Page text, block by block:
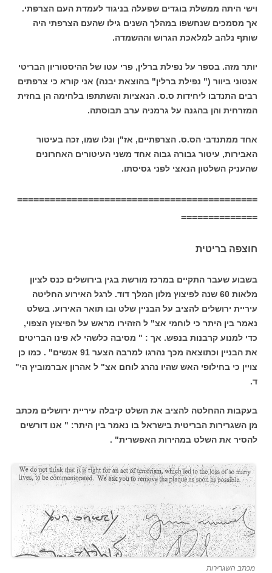
וישי היתה ממשלת בוגדים שפעלה בניגוד לעמדת העם הצרפתי.
אך מסמכים שנחשפו במהלך השנים גילו שהעם הצרפתי היה
שותף נלהב למלאכת הגרוש וההשמדה.
יותר מזה. בספר על נפילת ברלין, פרי עטו של ההיסטוריון הבריטי
אנטוני ביוור (" נפילת ברלין" בהוצאת יבנה) אני קורא כי צרפתים
רבים התנדבו ליחידות ס.ס. הנאציות והשתתפו בלחימה הן בחזית
המזרחית והן בהגנה על גרמניה ערב תבוסתה.
אחד ממתנדבי הס.ס. הצרפתיים, אז"ן ונלו שמו, זכה בעיטור
האבירות, עיטור גבורה גבוה אחד משני העיטורים האחרונים
שהעניק השלטון הנאצי לפני גסיסתו.
============================================
==============
חוצפה בריטית
בשבוע שעבר התקיים במרכז מורשת בגין בירושלים כנס לציון
מלאות 60 שנה לפיצוץ מלון המלך דוד. לרגל האירוע החליטה
עיריית ירושלים להציב על הבניין שלט ובו תואר האירוע. בשלט
נאמר בין היתר כי לוחמי אצ" ל הזהירו מראש על הפיצוץ הצפוי,
כדי למנוע קרבנות בנפש. אך : " מסיבה כלשהי לא פינו הבריטים
את הבניין וכתוצאה מכך נהרגו למרבה הצער 91 אנשים" . כמו כן
צויין כי בחילופי האש שהיו נהרג לוחם אצ" ל אהרון אברמוביץ הי"
ד.
בעקבות ההחלטה להציב את השלט קיבלה עיריית ירושלים מכתב
מן השגרירות הבריטית בישראל בו נאמר בין היתר: " אנו דורשים
להסיר את השלט במהירות האפשרית" .
מכתב השגרירות